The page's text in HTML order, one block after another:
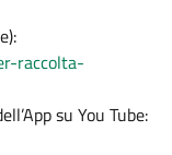
raccolta-
su You Tube: